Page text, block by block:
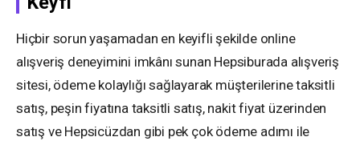
Hiçbir sorun yaşamadan en keyifli şekilde online
alışveriş deneyimini imkânı sunan Hepsiburada alışveriş
sitesi, ödeme kolaylığı sağlayarak müşterilerine taksitli
satış, peşin fiyatına taksitli satış, nakit fiyat üzerinden
satış ve Hepsicüzdan gibi pek çok ödeme adımı ile